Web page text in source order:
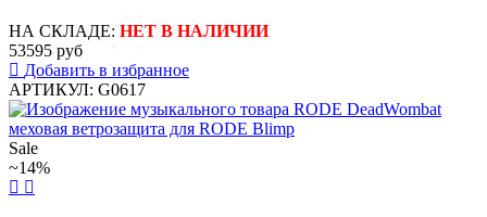
НА СКЛАДЕ: НЕТ В НАЛИЧИИ
53595 руб
Добавить в избранное
АРТИКУЛ: G0617
Sale
~14%